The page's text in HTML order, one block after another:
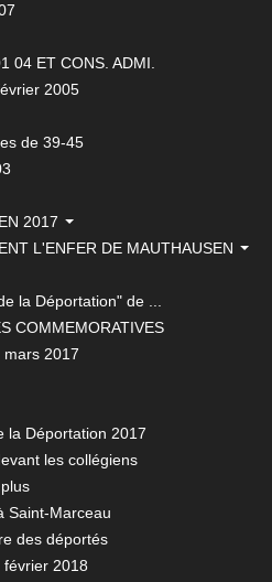
04 ET CONS. ADMI.
2005
de 39-45
2017
L'ENFER DE MAUTHAUSEN
la Déportation" de ...
COMMEMORATIVES
2017
la Déportation 2017
les collégiens
Saint-Marceau
des déportés
2018